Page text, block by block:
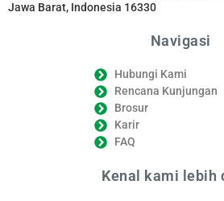
Jawa Barat, Indonesia 16330
Navigasi
Hubungi Kami
Rencana Kunjungan
Brosur
Karir
FAQ
Kenal kami lebih